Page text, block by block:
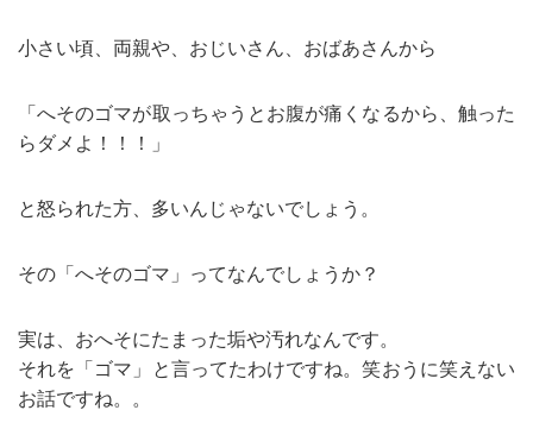
小さい頃、両親や、おじいさん、おばあさんから
「へそのゴマが取っちゃうとお腹が痛くなるから、触った
らダメよ！！！」
と怒られた方、多いんじゃないでしょう。
その「へそのゴマ」ってなんでしょうか？
実は、おへそにたまった垢や汚れなんです。
それを「ゴマ」と言ってたわけですね。笑おうに笑えない
お話ですね。。